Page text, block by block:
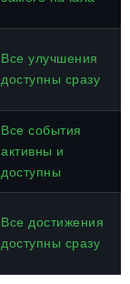
Все улучшения
доступны сразу
Все события
активны и
доступны
Все достижения
доступны сразу